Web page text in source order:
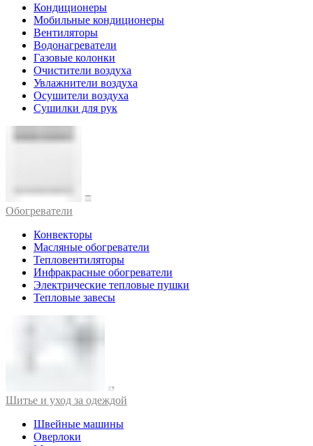
Кондиционеры
Мобильные кондиционеры
Вентиляторы
Водонагреватели
Газовые колонки
Очистители воздуха
Увлажнители воздуха
Осушители воздуха
Сушилки для рук
Обогреватели
Конвекторы
Масляные обогреватели
Тепловентиляторы
Инфракрасные обогреватели
Электрические тепловые пушки
Тепловые завесы
Шитье и уход за одеждой
Швейные машины
Оверлоки